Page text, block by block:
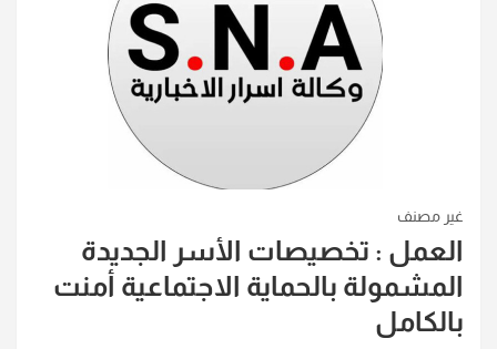
غير مصنف
العمل : تخصيصات الأسر الجديدة
المشمولة بالحماية الاجتماعية أمنت
بالكامل